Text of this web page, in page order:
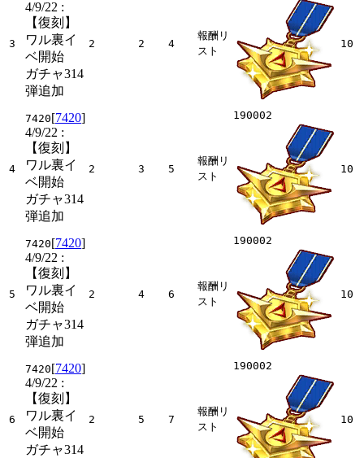
3
4/9/22 :
【復刻】
ワル裏イ
ベ開始
ガチャ314
弾追加
2 2 4
報酬リ
スト
10
4
7420[7420]
4/9/22 :
【復刻】
ワル裏イ
ベ開始
ガチャ314
弾追加
2 3 5
報酬リ
スト
190002
10
5
7420[7420]
4/9/22 :
【復刻】
ワル裏イ
ベ開始
ガチャ314
弾追加
2 4 6
報酬リ
スト
190002
10
6
7420[7420]
4/9/22 :
【復刻】
ワル裏イ
ベ開始
ガチャ314
2 5 7
報酬リ
スト
190002
10